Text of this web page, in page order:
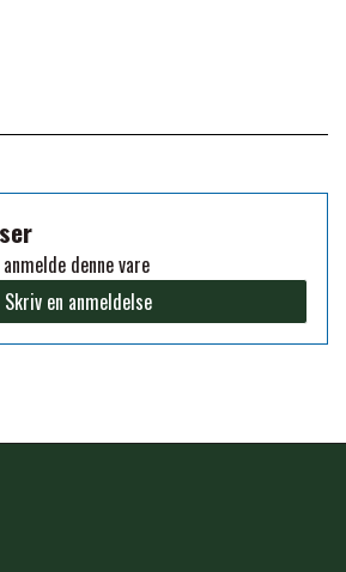
GROOMING & STALD
EQUINE RYTTER
PHARMACARE
denne vare
Skriv en anmeldelse